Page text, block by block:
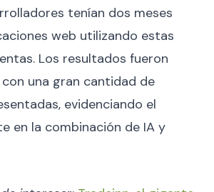
tenían dos meses
web utilizando estas
Los resultados fueron
una gran cantidad de
evidenciando el
en la combinación de IA y